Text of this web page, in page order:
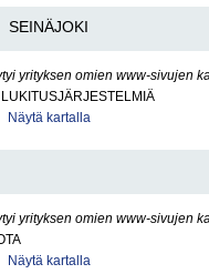
SEINÄJOKI
yrityksen omien www-sivujen
LUKITUSJÄRJESTELMIÄ
Näytä kartalla
yrityksen omien www-sivujen
Näytä kartalla